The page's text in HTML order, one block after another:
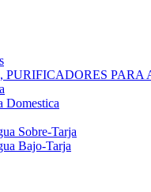
PURIFICADORES PARA
Domestica
Sobre-Tarja
Bajo-Tarja